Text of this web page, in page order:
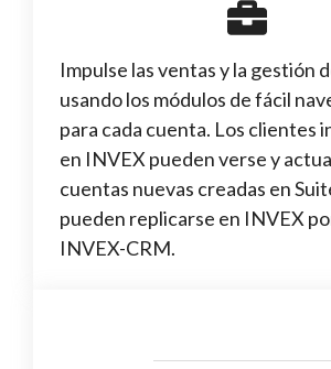
Impulse las ventas y la gestión
usando los módulos de fácil
para cada cuenta. Los clientes
en INVEX pueden verse y
cuentas nuevas creadas en
pueden replicarse en INVEX
INVEX-CRM.